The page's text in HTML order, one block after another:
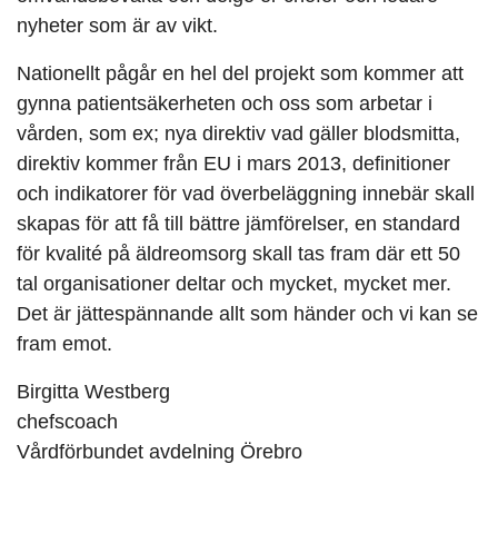
nyheter som är av vikt.
Nationellt pågår en hel del projekt som kommer att
gynna patientsäkerheten och oss som arbetar i
vården, som ex; nya direktiv vad gäller blodsmitta,
direktiv kommer från EU i mars 2013, definitioner
och indikatorer för vad överbeläggning innebär skall
skapas för att få till bättre jämförelser, en standard
för kvalité på äldreomsorg skall tas fram där ett 50
tal organisationer deltar och mycket, mycket mer.
Det är jättespännande allt som händer och vi kan se
fram emot.
Birgitta Westberg
chefscoach
Vårdförbundet avdelning Örebro